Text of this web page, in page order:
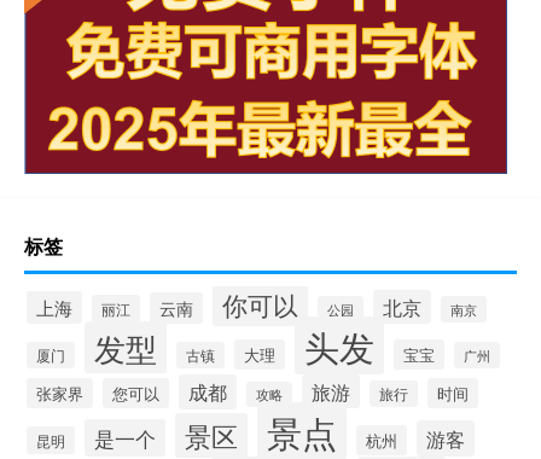
标签
上海 丽江 云南 你可以 公园 北京 南京
厦门 发型 古镇 大理 头发 宝宝 广州
张家界 您可以 成都 攻略 旅游 旅行 时间
昆明 是一个 景区 景点 杭州 游客